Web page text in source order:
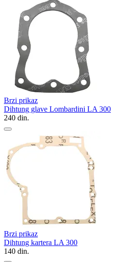
Brzi prikaz
Dihtung glave Lombardini LA 300
240 din.
Brzi prikaz
Dihtung kartera LA 300
140 din.